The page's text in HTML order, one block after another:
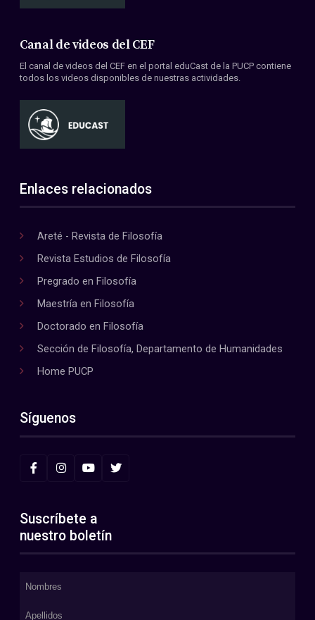
Canal de videos del CEF
El canal de videos del CEF en el portal eduCast de la PUCP contiene
todos los videos disponibles de nuestras actividades.
Enlaces relacionados
Areté - Revista de Filosofía
Revista Estudios de Filosofía
Pregrado en Filosofía
Maestría en Filosofía
Doctorado en Filosofía
Sección de Filosofía, Departamento de Humanidades
Home PUCP
Síguenos
Suscríbete a
nuestro boletín